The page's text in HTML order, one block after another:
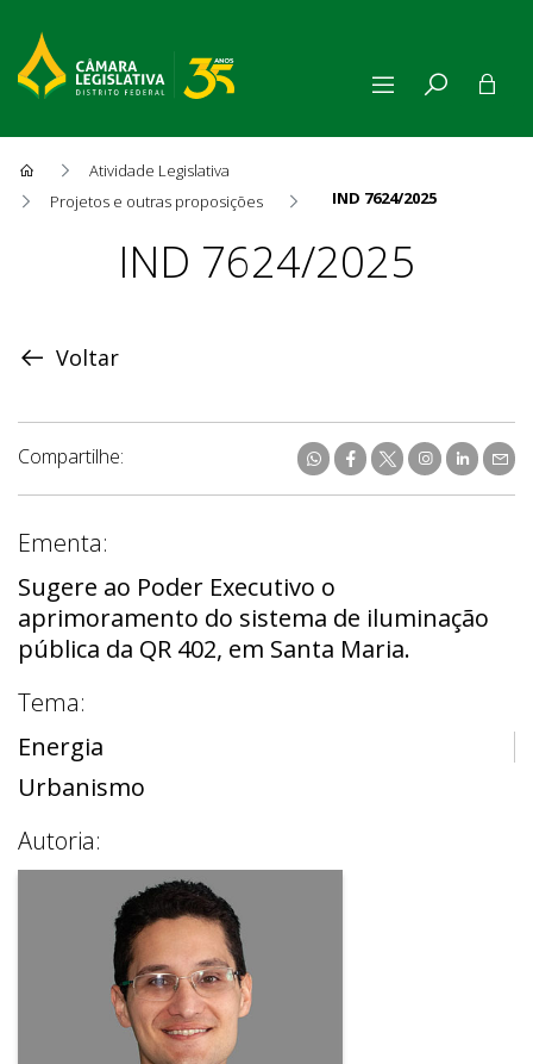
Atividade Legislativa
Projetos e outras proposições
IND 7624/2025
ProposiçãoIND 7624/2025
Voltar
Compartilhe:
Ementa:
Sugere ao Poder Executivo o
aprimoramento do sistema de iluminação
pública da QR 402, em Santa Maria.
Tema:
Energia
Urbanismo
Autoria: